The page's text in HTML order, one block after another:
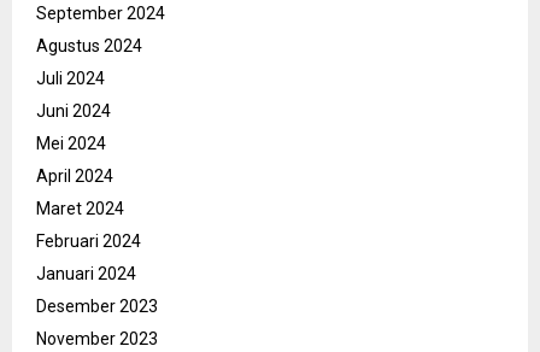
September 2024
Agustus 2024
Juli 2024
Juni 2024
Mei 2024
April 2024
Maret 2024
Februari 2024
Januari 2024
Desember 2023
November 2023